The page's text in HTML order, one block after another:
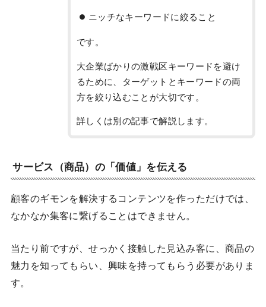
ニッチなキーワードに絞ること
です。
大企業ばかりの激戦区キーワードを避け
るために、ターゲットとキーワードの両
方を絞り込むことが大切です。
詳しくは別の記事で解説します。
サービス（商品）の「価値」を伝える
顧客のギモンを解決するコンテンツを作っただけでは、
なかなか集客に繋げることはできません。
当たり前ですが、せっかく接触した見込み客に、商品の
魅力を知ってもらい、興味を持ってもらう必要がありま
す。